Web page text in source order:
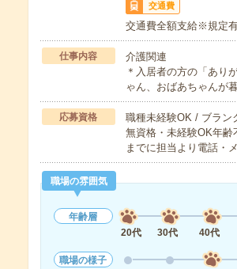
交通費
交通費全額支給※規定
仕事内容
介護関連
＊入居者の方の「あり
ゃん、おばあちゃんが
応募資格
職種未経験OK / ブラン
無資格・未経験OK年
までに担当より電話・
職場の雰囲気
年齢層
20代
30代 40代
職場の様子